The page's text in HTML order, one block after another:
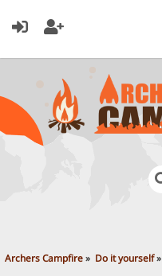
Archers Campfire» Do it yourself»